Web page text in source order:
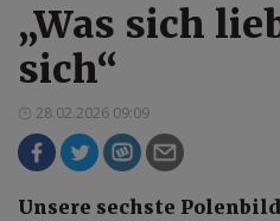
„Was sich
sich“
28.02.2026 09:09
Unsere sechste